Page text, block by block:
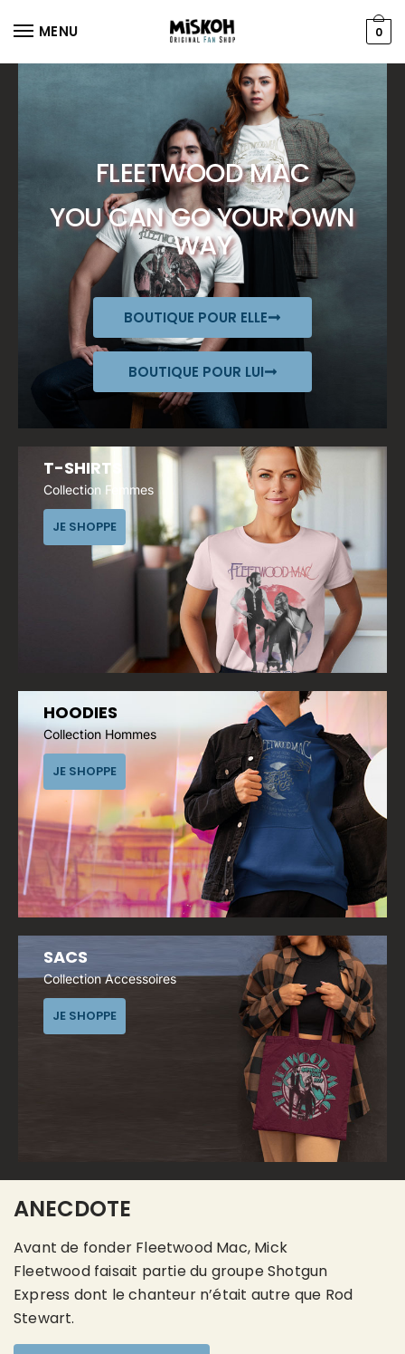
MENU 0
FLEETWOOD MAC
YOU CAN GO YOUR OWN
WAY
BOUTIQUE POUR ELLE
BOUTIQUE POUR LUI
T-SHIRTS
Collection Femmes
JE SHOPPE
HOODIES
Collection Hommes
JE SHOPPE
SACS
Collection Accessoires
JE SHOPPE
ANECDOTE
Avant de fonder Fleetwood Mac, Mick
Fleetwood faisait partie du groupe Shotgun
Express dont le chanteur n’était autre que Rod
Stewart.